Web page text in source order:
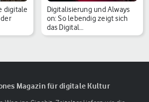
digitale
Digitalisierung und Always
on: So lebendig zeigt sich
das Digital…
Magazin für digitale Kultur